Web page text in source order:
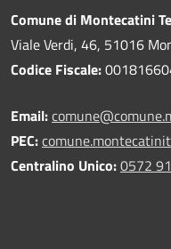
Comune di Montecatini
Viale Verdi, 46, 51016
Codice Fiscale:
Email:
PEC:
Centralino Unico:0572